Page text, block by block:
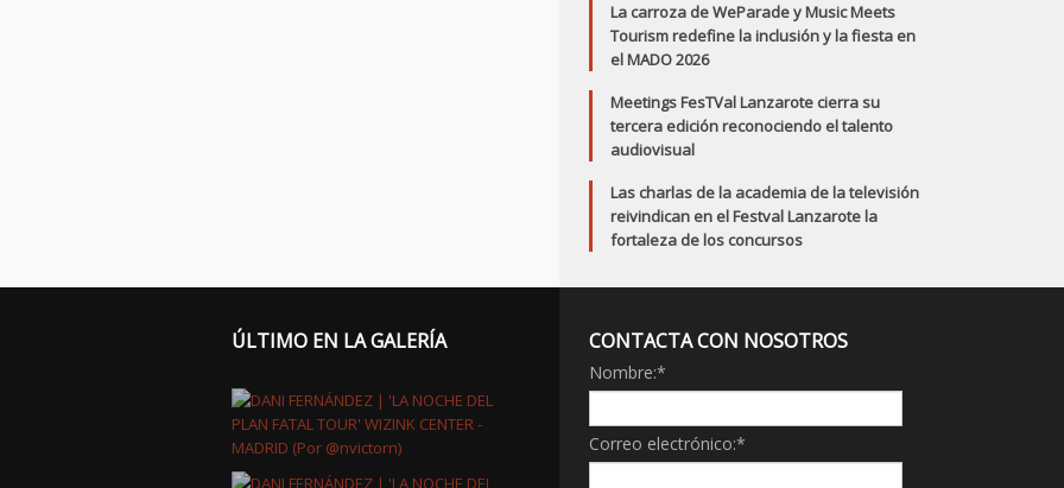
La carroza de WeParade y Music Meets
Tourism redefine la inclusión y la fiesta en
el MADO 2026
Meetings FesTVal Lanzarote cierra su
tercera edición reconociendo el talento
audiovisual
Las charlas de la academia de la televisión
reivindican en el Festval Lanzarote la
fortaleza de los concursos
ÚLTIMO EN LA GALERÍA CONTACTA CON NOSOTROS
Nombre:*
Correo electrónico:*